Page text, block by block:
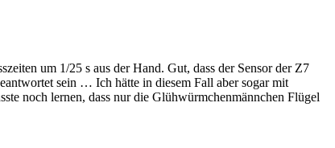
um 1/25 s aus der Hand. Gut, dass der Sensor der Z7
sein … Ich hätte in diesem Fall aber sogar mit
noch lernen, dass nur die Glühwürmchenmännchen Flügel